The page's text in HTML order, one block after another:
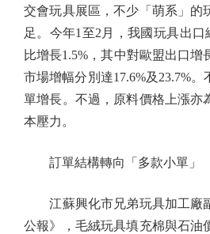
交會玩具展區，不少「萌系」的
足。今年1至2月，我國玩具出口
比增長1.5%，其中對歐盟出口增
市場增幅分別達17.6%及23.7%
單增長。不過，原料價格上漲亦
本壓力。
訂單結構轉向「多款小單」
江蘇興化市兄弟玩具加工廠
公報》，毛絨玩具填充棉與石油